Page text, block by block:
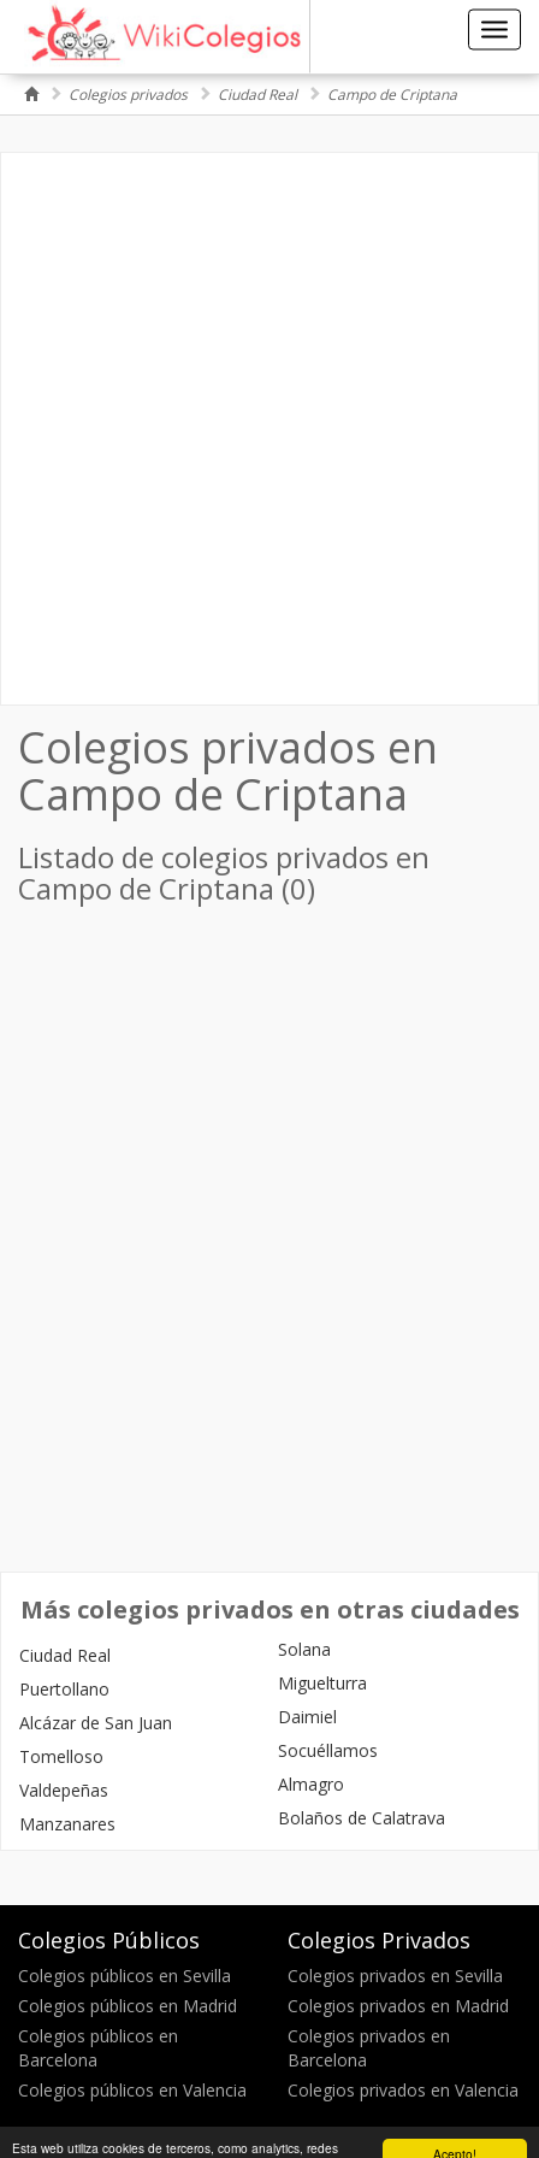
Acepto!
Esta web utiliza cookies de terceros, como analytics, redes
Colegios privados Ciudad Real Campo de Criptana
Colegios privados en
Campo de Criptana
Listado de colegios privados en
Campo de Criptana (0)
Más colegios privados en otras ciudades
Ciudad Real
Puertollano
Alcázar de San Juan
Tomelloso
Valdepeñas
Manzanares
Solana
Miguelturra
Daimiel
Socuéllamos
Almagro
Bolaños de Calatrava
Colegios Públicos
Colegios públicos en Sevilla
Colegios públicos en Madrid
Colegios públicos en
Barcelona
Colegios públicos en Valencia
Colegios Privados
Colegios privados en Sevilla
Colegios privados en Madrid
Colegios privados en
Barcelona
Colegios privados en Valencia